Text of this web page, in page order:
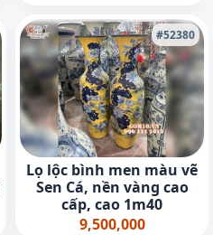
#52380
Lọ lộc bình men màu vẽ
Sen Cá, nền vàng cao
cấp, cao 1m40
9,500,000